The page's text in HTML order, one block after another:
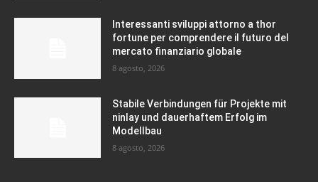
Interessanti sviluppi attorno a thor
fortune per comprendere il futuro del
mercato finanziario globale
8 agosto, 2026
Stabile Verbindungen für Projekte mit
ninlay und dauerhaftem Erfolg im
Modellbau
8 agosto, 2026